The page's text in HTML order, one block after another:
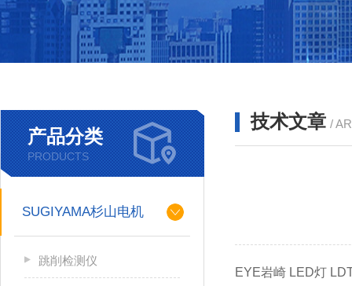
产品分类
PRODUCTS
SUGIYAMA杉山电机
跳削检测仪
技术文章 /
EYE岩崎 LED灯